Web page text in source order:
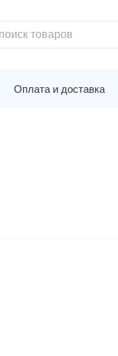
Оплата и доставка